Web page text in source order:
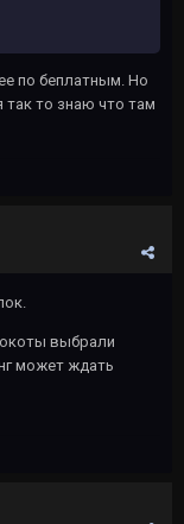
по беплатным. Но
так то знаю что там
выбрали
может ждать